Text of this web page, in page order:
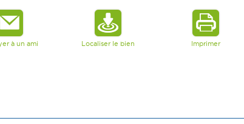
à un ami Localiser le bien Imprimer